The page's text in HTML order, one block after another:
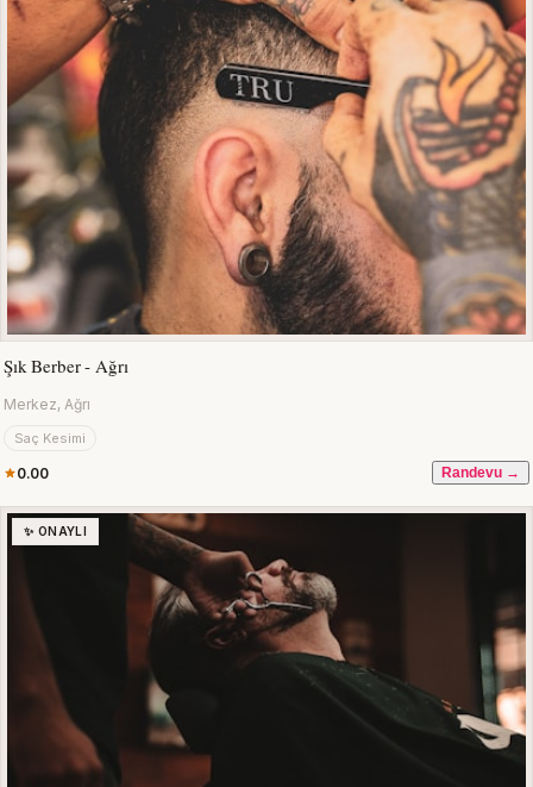
Şık Berber - Ağrı
Merkez, Ağrı
Saç Kesimi
0.00 Randevu →
✨ ONAYLI